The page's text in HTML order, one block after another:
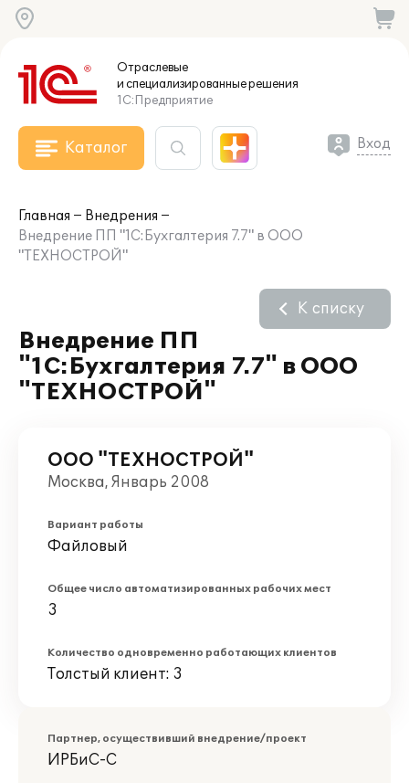
Отраслевые
и специализированныерешения
1С:Предприятие
Каталог Вход
Главная
Внедрения
Внедрение ПП "1С:Бухгалтерия 7.7" в ООО
"ТЕХНОСТРОЙ"
Внедрение ПП
"1С:Бухгалтерия 7.7" в ООО
"ТЕХНОСТРОЙ"
К списку
ООО "ТЕХНОСТРОЙ"
Москва, Январь 2008
Вариант работы
Файловый
Общее число автоматизированных рабочих мест
3
Количество одновременно работающих клиентов
Толстый клиент: 3
Партнер, осуществивший внедрение/проект
ИРБиС-С